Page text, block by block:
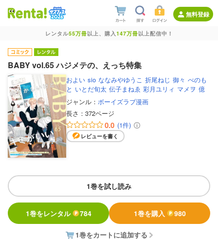
無料登録
レンタル55万冊以上、購入147万冊以上配信中！
BABY vol.65 ハジメテの、えっち特集
およい sio ななみやゆうこ 折尾ねじ 御々 べのも
と いとだ旬太 伝子まねゑ 彩月ユリィ マメヲ 億
ジャンル： ボーイズラブ漫画
長さ： 372ページ
0.0 (1件)
レビューを書く
1巻を試し読み
1巻をレンタル 784 1巻を購入 980
1巻をカートに追加する